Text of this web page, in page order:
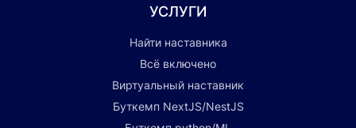
УСЛУГИ
Найти наставника
Всё включено
Виртуальный наставник
Буткемп NextJS/NestJS